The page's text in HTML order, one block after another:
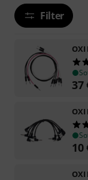
Filter
37
10